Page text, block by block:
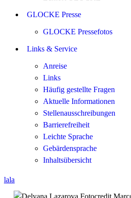
GLOCKE Presse
GLOCKE Pressefotos
Links & Service
Anreise
Links
Häufig gestellte Fragen
Aktuelle Informationen
Stellenausschreibungen
Barrierefreiheit
Leichte Sprache
Gebärdensprache
Inhaltsübersicht
lala